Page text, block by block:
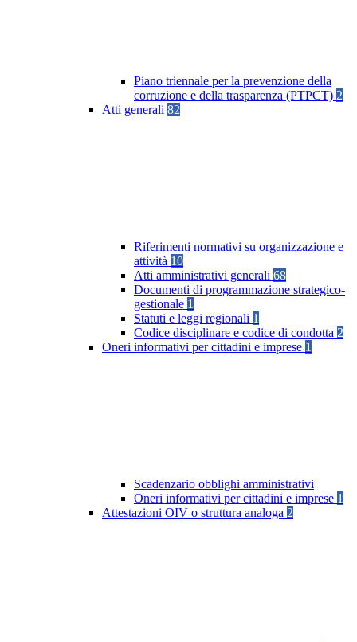
Piano triennale per la prevenzione della
corruzione e della trasparenza (PTPCT) 2
Atti generali 82
Riferimenti normativi su organizzazione e
attività 10
Atti amministrativi generali 68
Documenti di programmazione strategico-
gestionale 1
Statuti e leggi regionali 1
Codice disciplinare e codice di condotta 2
Oneri informativi per cittadini e imprese 1
Scadenzario obblighi amministrativi
Oneri informativi per cittadini e imprese 1
Attestazioni OIV o struttura analoga 2